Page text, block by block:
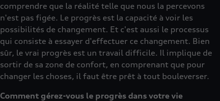
comprendre que la réalité telle que nous la percevons
n'est pas figée. Le progrès est la capacité à voir les
possibilités de changement. Et c'est aussi le processus
qui consiste à essayer d'effectuer ce changement. Bien
sûr, le vrai progrès est un travail difficile. Il implique de
sortir de sa zone de confort, en comprenant que pour
changer les choses, il faut être prêt à tout bouleverser.
Comment gérez-vous le progrès dans votre vie